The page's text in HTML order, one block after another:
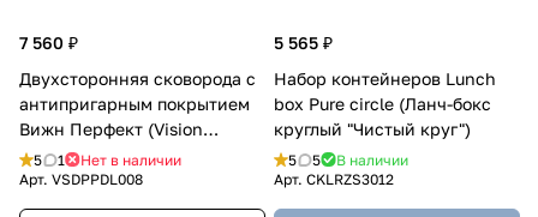
7 560 ₽
Двухсторонняя сковорода с
антипригарным покрытием
Вижн Перфект (Vision
Perfect) L
5 1
Нет в наличии
Арт. VSDPPDL008
5 565 ₽
Набор контейнеров Lunch
box Pure circle (Ланч-бокс
круглый "Чистый круг")
5 5
В наличии
Арт. CKLRZS3012